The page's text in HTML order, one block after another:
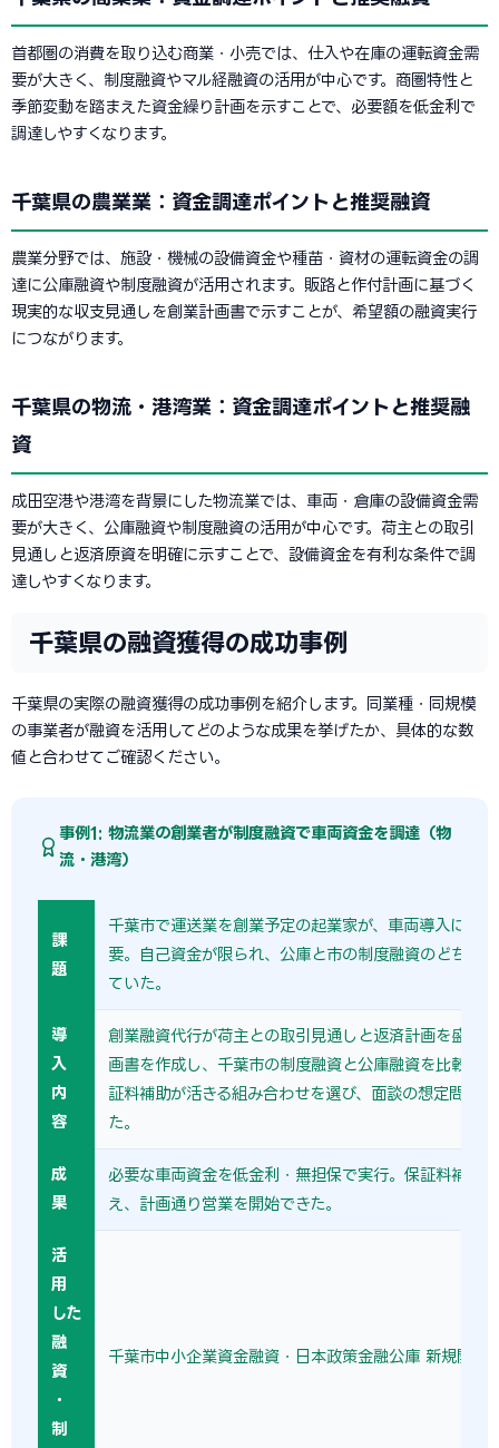
首都圏の消費を取り込む商業・小売では、仕入や在庫の運転資金需
要が大きく、制度融資やマル経融資の活用が中心です。商圏特性と
季節変動を踏まえた資金繰り計画を示すことで、必要額を低金利で
調達しやすくなります。
千葉県の農業業：資金調達ポイントと推奨融資
農業分野では、施設・機械の設備資金や種苗・資材の運転資金の調
達に公庫融資や制度融資が活用されます。販路と作付計画に基づく
現実的な収支見通しを創業計画書で示すことが、希望額の融資実行
につながります。
千葉県の物流・港湾業：資金調達ポイントと推奨融
資
成田空港や港湾を背景にした物流業では、車両・倉庫の設備資金需
要が大きく、公庫融資や制度融資の活用が中心です。荷主との取引
見通しと返済原資を明確に示すことで、設備資金を有利な条件で調
達しやすくなります。
千葉県の融資獲得の成功事例
千葉県の実際の融資獲得の成功事例を紹介します。同業種・同規模
の事業者が融資を活用してどのような成果を挙げたか、具体的な数
値と合わせてご確認ください。
事例1: 物流業の創業者が制度融資で車両資金を調達（物
流・港湾）
課
題
千葉市で運送業を創業予定の起業家が、車両導入に
要。自己資金が限られ、公庫と市の制度融資のどちら
ていた。
導
入
内
容
創業融資代行が荷主との取引見通しと返済計画を盛り
画書を作成し、千葉市の制度融資と公庫融資を比較。
証料補助が活きる組み合わせを選び、面談の想定問答
た。
成
果
必要な車両資金を低金利・無担保で実行。保証料補助
え、計画通り営業を開始できた。
活
用
した
融
資
・
制
千葉市中小企業資金融資・日本政策金融公庫 新規開業